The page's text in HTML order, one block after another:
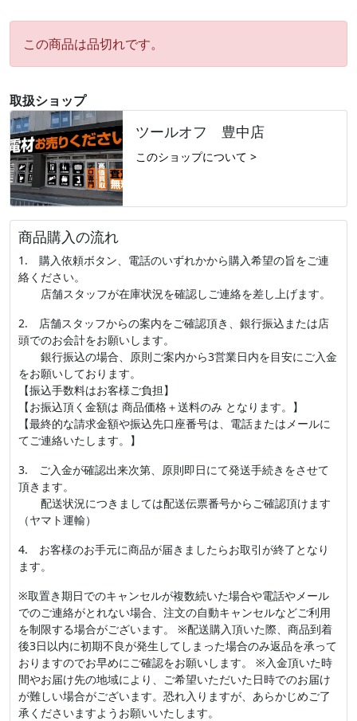
この商品は品切れです。
取扱ショップ
ツールオフ 豊中店
このショップについて >
商品購入の流れ
1. 購入依頼ボタン、電話のいずれかから購入希望の旨をご連
絡ください。
店舗スタッフが在庫状況を確認しご連絡を差し上げます。
2. 店舗スタッフからの案内をご確認頂き、銀行振込または店
頭でのお会計をお願いします。
銀行振込の場合、原則ご案内から3営業日内を目安にご入金
をお願いしております。
【振込手数料はお客様ご負担】
【お振込頂く金額は 商品価格＋送料のみ となります。】
【最終的な請求金額や振込先口座番号は、電話またはメールに
てご連絡いたします。】
3. ご入金が確認出来次第、原則即日にて発送手続きをさせて
頂きます。
配送状況につきましては配送伝票番号からご確認頂けます
（ヤマト運輸）
4. お客様のお手元に商品が届きましたらお取引が終了となり
ます。
※取置き期日でのキャンセルが複数続いた場合や電話やメール
でのご連絡がとれない場合、注文の自動キャンセルなどご利用
を制限する場合がございます。 ※配送購入頂いた際、商品到着
後3日以内に初期不良が発生してしまった場合のみ返品を承って
おりますのでお早めにご確認をお願いします。 ※入金頂いた時
間やお届け先の地域により、ご希望いただいた日時でのお届け
が難しい場合がございます。恐れ入りますが、あらかじめご了
承くださいますようお願いいたします。